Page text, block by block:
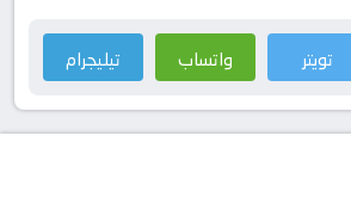
تويتر واتساب تيليجرام